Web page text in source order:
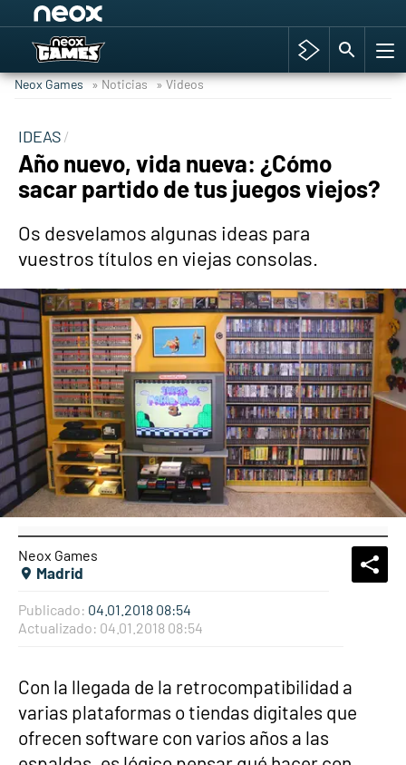
Hyrule Warriors: La Era del Cataclismo
Cyberpunk 2077
Hyrule Warriors
Neox Games » Noticias » Videos
IDEAS
Año nuevo, vida nueva: ¿Cómo
sacar partido de tus juegos viejos?
Os desvelamos algunas ideas para
vuestros títulos en viejas consolas.
Neox Games
Madrid
Publicado: 04.01.2018 08:54
Actualizado: 04.01.2018 08:54
Con la llegada de la retrocompatibilidad a
varias plataformas o tiendas digitales que
ofrecen software con varios años a las